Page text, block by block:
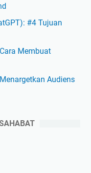
#4 Tujuan
Membuat
Audiens